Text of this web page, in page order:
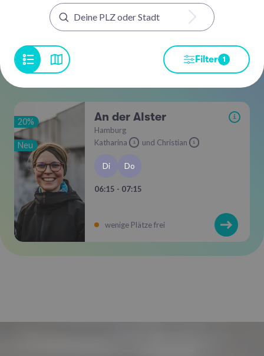
Filter 1
20%
Neu
An der Alster i
Hamburg
Katharina
i und Christian i
Di Do
06:15 - 07:15
wenige Plätze frei